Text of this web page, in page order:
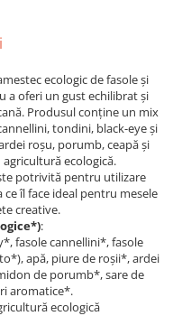
ecologic de fasole și
a oferi un gust echilibrat și
Produsul conține un mix
tondini, black-eye și
roșu, porumb, ceapă și
ecologică.
potrivită pentru utilizare
îl face ideal pentru mesele
creative.
:
fasole cannellini*, fasole
apă, piure de roșii*, ardei
de porumb*, sare de
aromatice*.
ecologică